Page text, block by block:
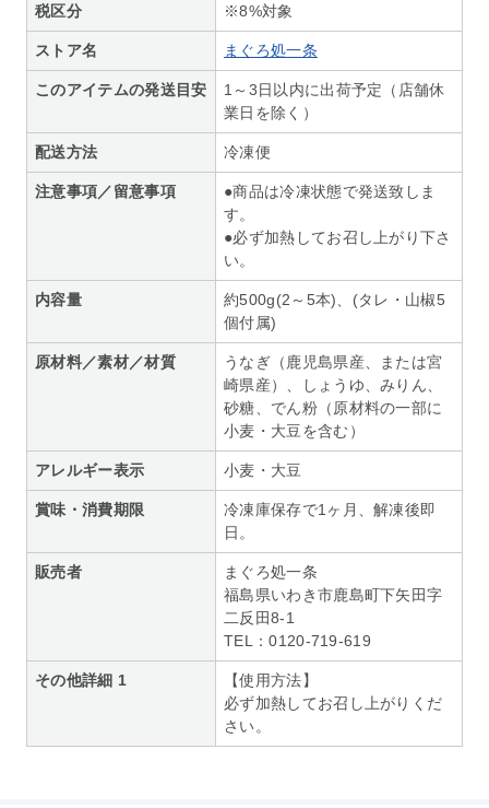
税区分 ※8%対象
ストア名 まぐろ処一条
このアイテムの発送目安
1～3日以内に出荷予定（店舗休
業日を除く）
配送方法 冷凍便
注意事項／留意事項
●商品は冷凍状態で発送致しま
す。
●必ず加熱してお召し上がり下さ
い。
内容量
約500g(2～5本)、(タレ・山椒5
個付属)
原材料／素材／材質
うなぎ（鹿児島県産、または宮
崎県産）、しょうゆ、みりん、
砂糖、でん粉（原材料の一部に
小麦・大豆を含む）
アレルギー表示 小麦・大豆
賞味・消費期限
冷凍庫保存で1ヶ月、解凍後即
日。
販売者
まぐろ処一条
福島県いわき市鹿島町下矢田字
二反田8-1
TEL：0120-719-619
その他詳細 1
【使用方法】
必ず加熱してお召し上がりくだ
さい。